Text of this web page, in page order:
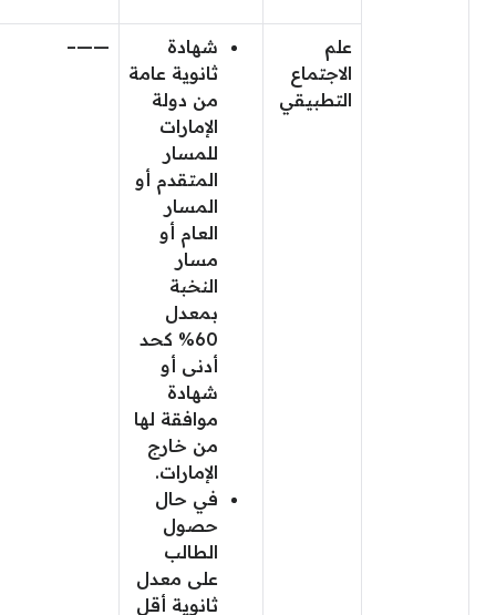
علم
الاجتماع
التطبيقي
شهادة
ثانوية عامة
من دولة
الإمارات
للمسار
المتقدم أو
المسار
العام أو
مسار
النخبة
بمعدل
60% كحد
أدنى أو
شهادة
موافقة لها
من خارج
الإمارات.
في حال
حصول
الطالب
على معدل
ثانوية أقل
——–